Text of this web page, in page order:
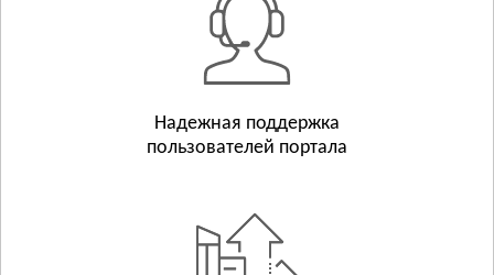
Смотреть всё
ХЕРСОНСКАЯ ОБЛАСТЬ
ХМЕЛЬНИЦКАЯ ОБЛАСТЬ
Надежная поддержка
пользователей портала